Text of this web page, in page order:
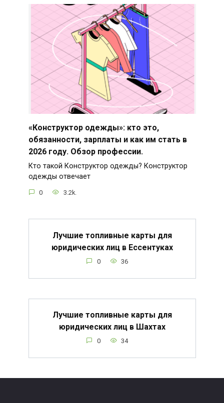
«Конструктор одежды»: кто это,
обязанности, зарплаты и как им стать в
2026 году. Обзор профессии.
Кто такой Конструктор одежды? Конструктор
одежды отвечает
0 3.2k.
Лучшие топливные карты для
юридических лиц в Ессентуках
0 36
Лучшие топливные карты для
юридических лиц в Шахтах
0 34